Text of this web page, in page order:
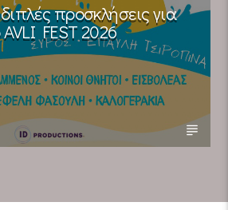
προσκλήσεις για
FEST 2026